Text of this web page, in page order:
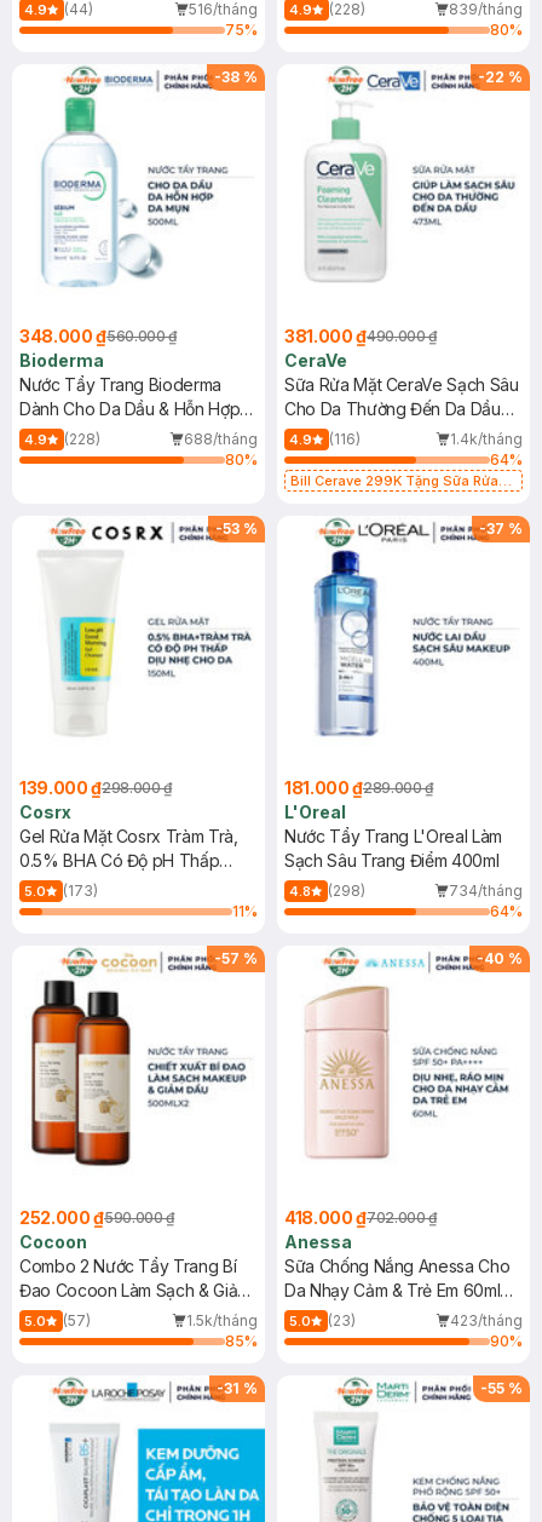
4.9 (44)
516/tháng
75%
4.9 (228)
839/tháng
80%
-38 %
348.000 ₫560.000 ₫
Bioderma
Nước Tẩy Trang Bioderma
Dành Cho Da Dầu & Hỗn Hợp
500ml
4.9 (228)
688/tháng
80%
-22 %
381.000 ₫490.000 ₫
CeraVe
Sữa Rửa Mặt CeraVe Sạch Sâu
Cho Da Thường Đến Da Dầu
473ml
4.9 (116)
1.4k/tháng
64%
Bill Cerave 299K Tặng Sữa Rửa
-53 %
139.000 ₫298.000 ₫
Cosrx
Gel Rửa Mặt Cosrx Tràm Trà,
0.5% BHA Có Độ pH Thấp
150ml
5.0
(173)
11%
-37 %
181.000 ₫289.000 ₫
L'Oreal
Nước Tẩy Trang L'Oreal Làm
Sạch Sâu Trang Điểm 400ml
4.8 (298)
734/tháng
64%
-57 %
252.000 ₫590.000 ₫
Cocoon
Combo 2 Nước Tẩy Trang Bí
Đao Cocoon Làm Sạch & Giảm
Dầu 500ml
5.0 (57)
1.5k/tháng
85%
-40 %
418.000 ₫702.000 ₫
Anessa
Sữa Chống Nắng Anessa Cho
Da Nhạy Cảm & Trẻ Em 60ml
(Mới)
5.0 (23)
423/tháng
90%
-31 % -55 %